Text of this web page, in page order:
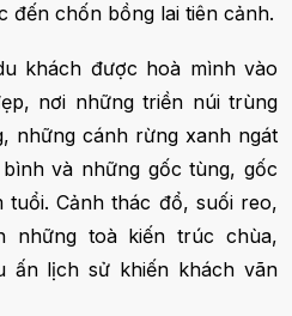
đến chốn bồng lai tiên cảnh.
khách được hoà mình vào
nơi những triền núi trùng
những cánh rừng xanh ngát
và những gốc tùng, gốc
tuổi. Cảnh thác đổ, suối reo,
những toà kiến trúc chùa,
ấn lịch sử khiến khách vãn